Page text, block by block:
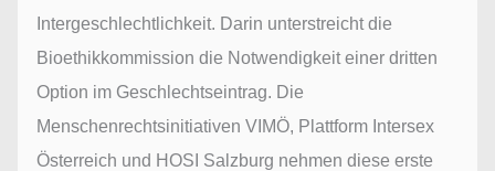
Intergeschlechtlichkeit. Darin unterstreicht die
Bioethikkommission die Notwendigkeit einer dritten
Option im Geschlechtseintrag. Die
Menschenrechtsinitiativen VIMÖ, Plattform Intersex
Österreich und HOSI Salzburg nehmen diese erste